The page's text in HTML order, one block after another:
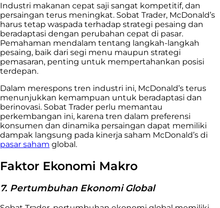
Industri makanan cepat saji sangat kompetitif, dan
persaingan terus meningkat. Sobat Trader, McDonald’s
harus tetap waspada terhadap strategi pesaing dan
beradaptasi dengan perubahan cepat di pasar.
Pemahaman mendalam tentang langkah-langkah
pesaing, baik dari segi menu maupun strategi
pemasaran, penting untuk mempertahankan posisi
terdepan.
Dalam merespons tren industri ini, McDonald’s terus
menunjukkan kemampuan untuk beradaptasi dan
berinovasi. Sobat Trader perlu memantau
perkembangan ini, karena tren dalam preferensi
konsumen dan dinamika persaingan dapat memiliki
dampak langsung pada kinerja saham McDonald’s di
pasar saham global.
Faktor Ekonomi Makro
7. Pertumbuhan Ekonomi Global